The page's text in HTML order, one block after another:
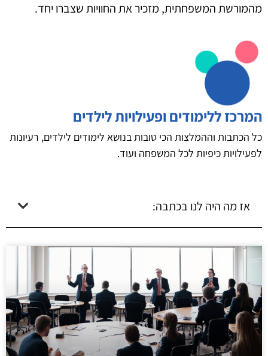
מהמורשת המשפחתית, מזכיר את החוויות שצברו יחד.
המרכז ללימודים ופעילויות לילדים
כל הכתבות וההמלצות הכי טובות בנושא לימודים לילדים, רעיונות
לפעילויות כיפיות לכל המשפחה ועוד.
אז מה היה לנו בכתבה: